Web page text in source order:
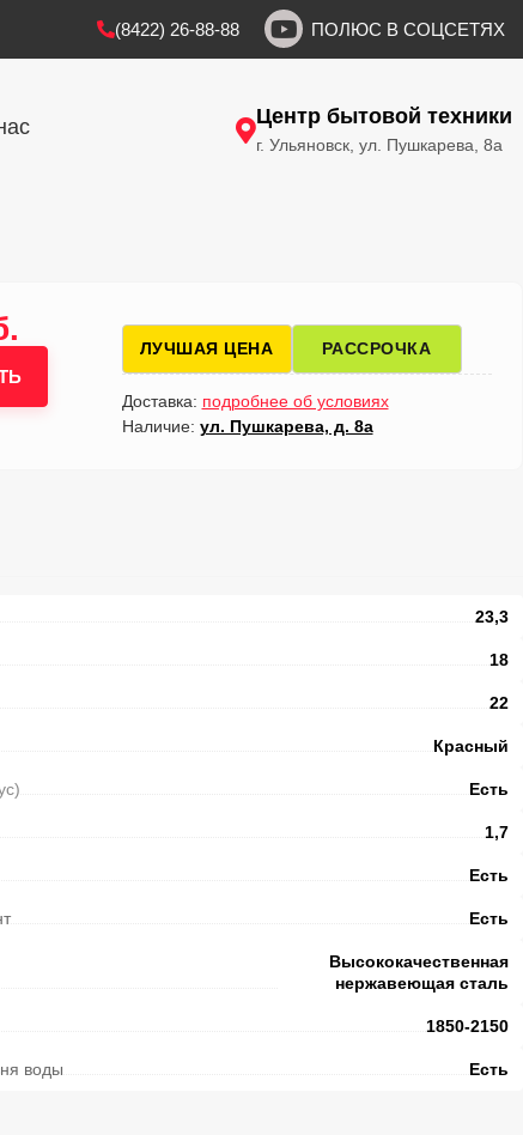
(8422) 26-88-88 ПОЛЮС В СОЦСЕТЯХ
Центр бытовой техники
г. Ульяновск, ул. Пушкарева, 8а
ЛУЧШАЯ ЦЕНА РАССРОЧКА
Доставка: подробнее об условиях
Наличие: ул. Пушкарева, д. 8а
23,3
18
22
Красный
Есть
1,7
Есть
Есть
Высококачественная
нержавеющая сталь
1850-2150
воды Есть